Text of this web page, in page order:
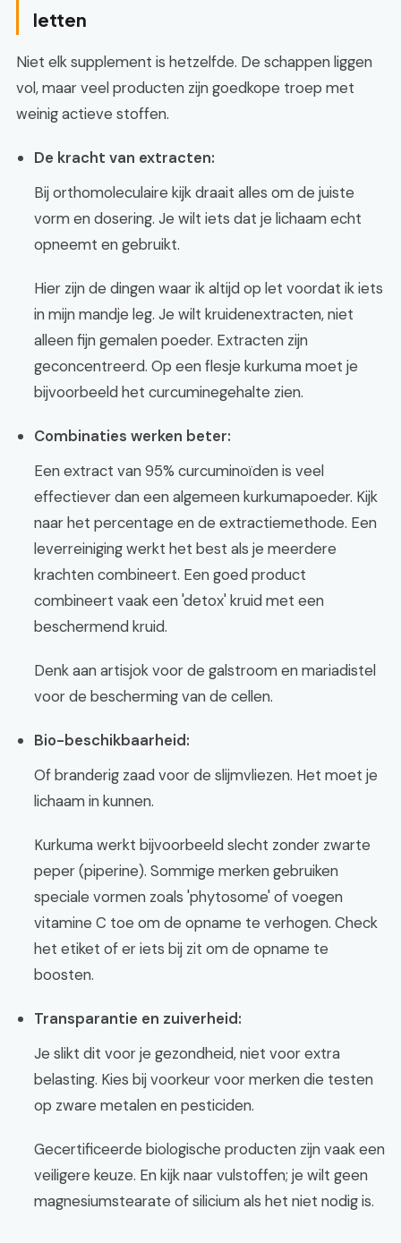
letten
Niet elk supplement is hetzelfde. De schappen liggen
vol, maar veel producten zijn goedkope troep met
weinig actieve stoffen.
De kracht van extracten:
Bij orthomoleculaire kijk draait alles om de juiste
vorm en dosering. Je wilt iets dat je lichaam echt
opneemt en gebruikt.
Hier zijn de dingen waar ik altijd op let voordat ik iets
in mijn mandje leg. Je wilt kruidenextracten, niet
alleen fijn gemalen poeder. Extracten zijn
geconcentreerd. Op een flesje kurkuma moet je
bijvoorbeeld het curcuminegehalte zien.
Combinaties werken beter:
Een extract van 95% curcuminoïden is veel
effectiever dan een algemeen kurkumapoeder. Kijk
naar het percentage en de extractiemethode. Een
leverreiniging werkt het best als je meerdere
krachten combineert. Een goed product
combineert vaak een 'detox' kruid met een
beschermend kruid.
Denk aan artisjok voor de galstroom en mariadistel
voor de bescherming van de cellen.
Bio-beschikbaarheid:
Of branderig zaad voor de slijmvliezen. Het moet je
lichaam in kunnen.
Kurkuma werkt bijvoorbeeld slecht zonder zwarte
peper (piperine). Sommige merken gebruiken
speciale vormen zoals 'phytosome' of voegen
vitamine C toe om de opname te verhogen. Check
het etiket of er iets bij zit om de opname te
boosten.
Transparantie en zuiverheid:
Je slikt dit voor je gezondheid, niet voor extra
belasting. Kies bij voorkeur voor merken die testen
op zware metalen en pesticiden.
Gecertificeerde biologische producten zijn vaak een
veiligere keuze. En kijk naar vulstoffen; je wilt geen
magnesiumstearate of silicium als het niet nodig is.